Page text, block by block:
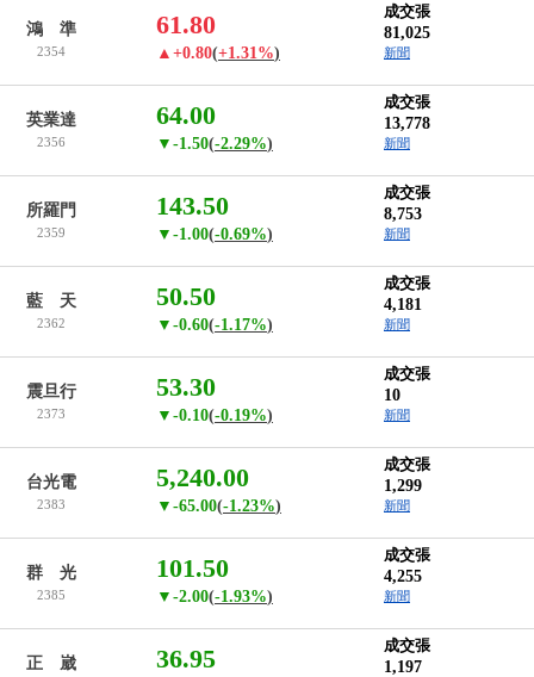
鴻 準
2354
61.80
▲+0.80(+1.31%)
成交張
81,025
新聞
英業達
2356
64.00
▼-1.50(-2.29%)
成交張
13,778
新聞
所羅門
2359
143.50
▼-1.00(-0.69%)
成交張
8,753
新聞
藍 天
2362
50.50
▼-0.60(-1.17%)
成交張
4,181
新聞
震旦行
2373
53.30
▼-0.10(-0.19%)
成交張
10
新聞
台光電
2383
5,240.00
▼-65.00(-1.23%)
成交張
1,299
新聞
群 光
2385
101.50
▼-2.00(-1.93%)
成交張
4,255
新聞
正 崴 36.95 成交張
1,197